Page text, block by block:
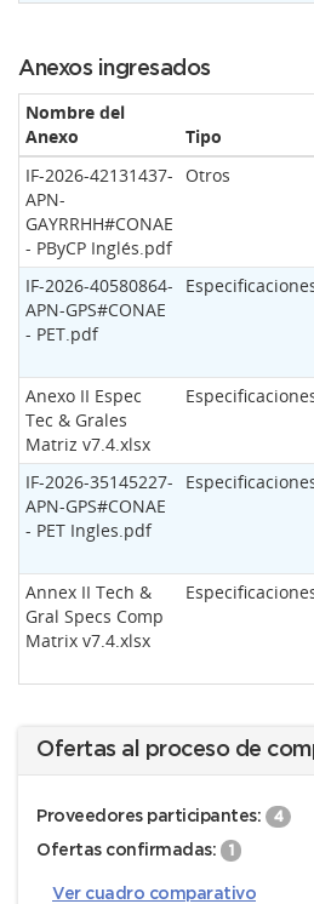
Anexos ingresados
Nombre del
Anexo
Tipo
IF-2026-42131437-
APN-
GAYRRHH#CONAE
- PByCP Inglés.pdf
Otros
IF-2026-40580864-
APN-GPS#CONAE
- PET.pdf
Anexo II Espec
Tec & Grales
Matriz v7.4.xlsx
IF-2026-35145227-
APN-GPS#CONAE
- PET Ingles.pdf
Annex II Tech &
Gral Specs Comp
Matrix v7.4.xlsx
Ofertas al proceso de
Proveedores participantes: 4
Ofertas confirmadas: 1
Ver cuadro comparativo